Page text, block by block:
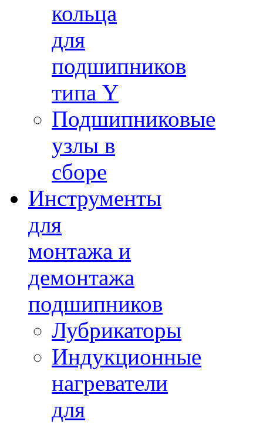
кольца
для
подшипников
типа Y
Подшипниковые
узлы в
сборе
Инструменты
для
монтажа и
демонтажа
подшипников
Лубрикаторы
Индукционные
нагреватели
для